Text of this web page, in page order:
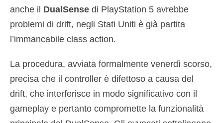
anche il DualSense di PlayStation 5 avrebbe
problemi di drift, negli Stati Uniti è già partita
l’immancabile class action.
La procedura, avviata formalmente venerdì scorso,
precisa che il controller è difettoso a causa del
drift, che interferisce in modo significativo con il
gameplay e pertanto compromette la funzionalità